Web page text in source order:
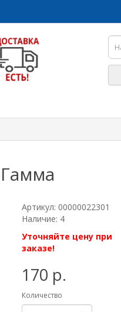
Артикул: 00000022301
Наличие: 4
Уточняйте цену при
заказе!
170 р.
Количество